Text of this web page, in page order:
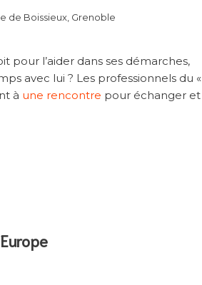
de Boissieux, Grenoble
pour l’aider dans ses démarches,
avec lui ? Les professionnels du «
à une rencontre pour échanger et